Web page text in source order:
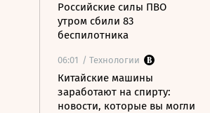
Российские силы ПВО
утром сбили 83
беспилотника
06:01 / Технологии
Китайские машины
заработают на спирту:
новости, которые вы могли